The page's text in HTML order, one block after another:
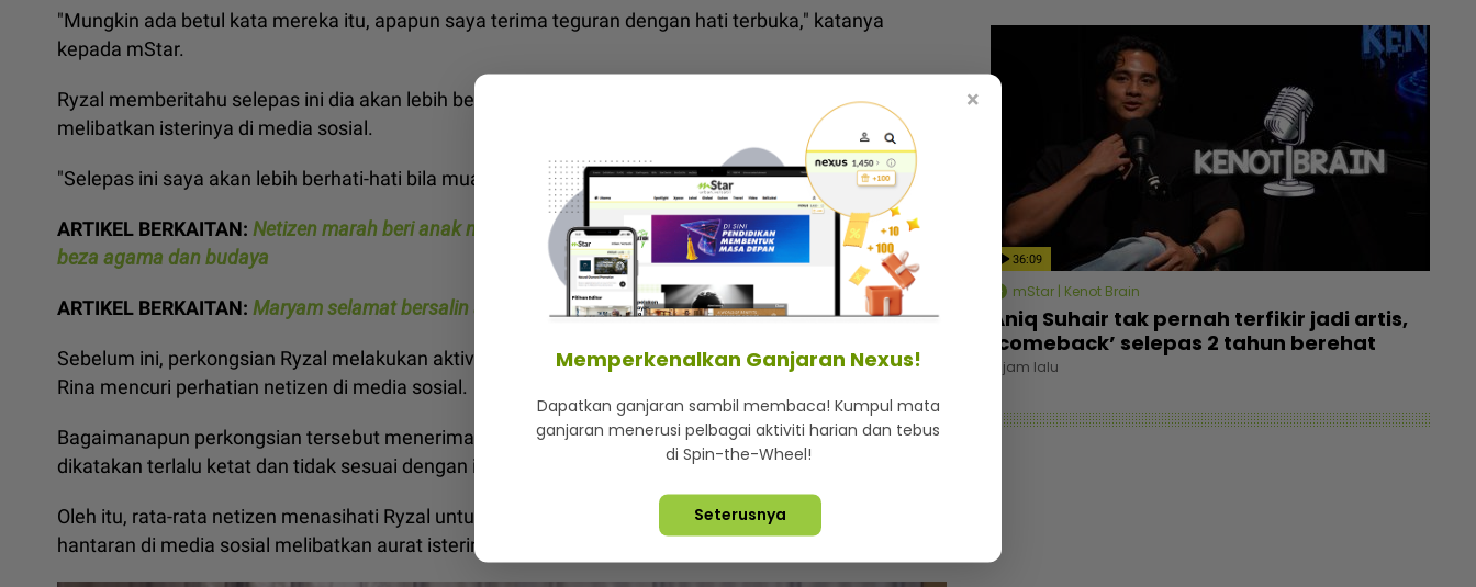
"Mungkin ada betul kata mereka itu, apapun saya terima teguran dengan hati terbuka," katanya
kepada mStar.
Ryzal memberitahu selepas ini dia akan lebih berhati-hati dalam memuat naik sebarang foto
melibatkan isterinya di media sosial.
"Selepas ini saya akan lebih berhati-hati bila muat naik gambar isteri," ujarnya.
ARTIKEL BERKAITAN: Netizen marah beri anak makanan Korea, Ryzal Ibrahim kesal masih ada gagal
beza agama dan budaya
ARTIKEL BERKAITAN: Maryam selamat bersalin anak kedua, timang bayi lelaki
Sebelum ini, perkongsian Ryzal melakukan aktiviti riadah bersama isteri dan anak sulung mereka iaitu
Rina mencuri perhatian netizen di media sosial.
Bagaimanapun perkongsian tersebut menerima reaksi negatif kerana pakaian sukan dipakai Maryam
dikatakan terlalu ketat dan tidak sesuai dengan imej sebagai Muslimah.
Oleh itu, rata-rata netizen menasihati Ryzal untuk lebih sensitif sebelum memuat naik sebarang
hantaran di media sosial melibatkan aurat isterinya.
36:09
mStar | Kenot Brain
Aniq Suhair tak pernah terfikir jadi artis,
‘comeback’ selepas 2 tahun berehat
8 jam lalu
×
Memperkenalkan Ganjaran Nexus!
Dapatkan ganjaran sambil membaca! Kumpul mata
ganjaran menerusi pelbagai aktiviti harian dan tebus
di Spin-the-Wheel!
Seterusnya